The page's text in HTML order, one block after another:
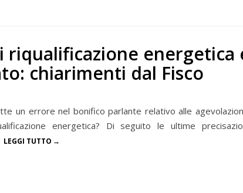
riqualificazione energetica
chiarimenti dal Fisco
un errore nel bonifico parlante relativo alle
energetica? Di seguito le ultime
LEGGI TUTTO